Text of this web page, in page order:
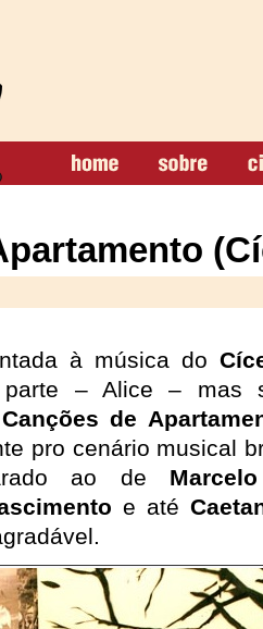
à música do
– Alice – mas
Canções de
pro cenário musical
ao de
e até